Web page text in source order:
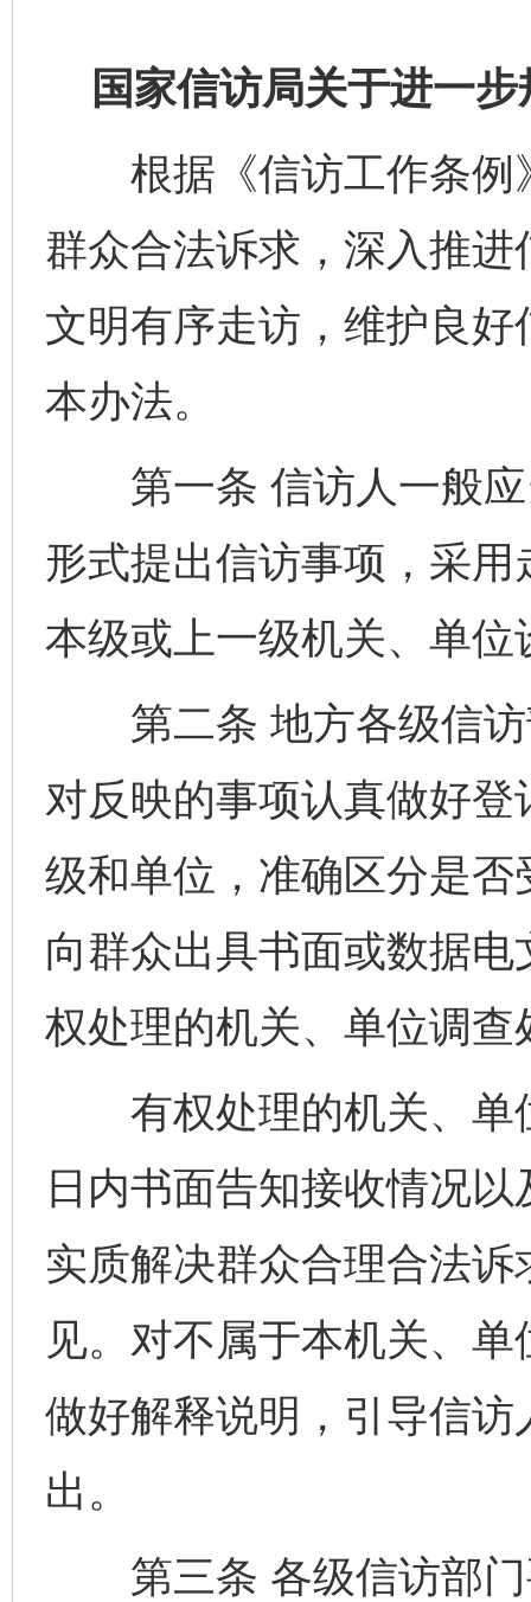
国家信访局关于进一
根据《信访工作条例
群众合法诉求，深入推
文明有序走访，维护良
本办法。
第一条 信访人一般应
形式提出信访事项，采
本级或上一级机关、单
第二条 地方各级信访
对反映的事项认真做好
级和单位，准确区分是
向群众出具书面或数据
权处理的机关、单位调查
有权处理的机关、单
日内书面告知接收情况
实质解决群众合理合法
见。对不属于本机关、
做好解释说明，引导信
出。
第三条 各级信访部门